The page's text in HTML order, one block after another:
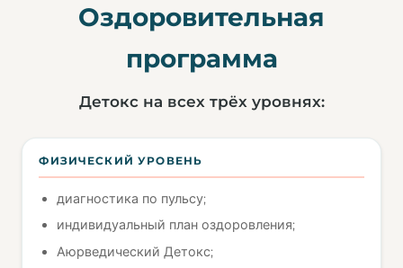
Оздоровительная
программа
Детокс на всех трёх уровнях:
ФИЗИЧЕСКИЙ УРОВЕНЬ
диагностика по пульсу;
индивидуальный план оздоровления;
Аюрведический Детокс;